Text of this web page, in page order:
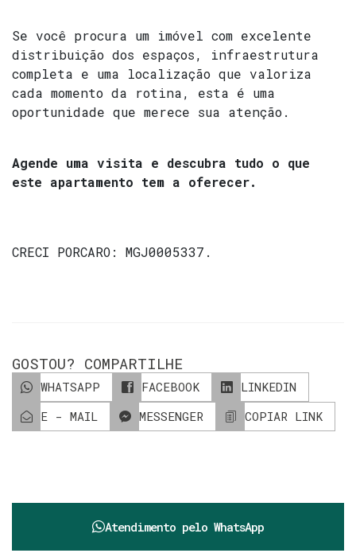
Se você procura um imóvel com excelente
distribuição dos espaços, infraestrutura
completa e uma localização que valoriza
cada momento da rotina, esta é uma
oportunidade que merece sua atenção.
Agende uma visita e descubra tudo o que
este apartamento tem a oferecer.
CRECI PORCARO: MGJ0005337 .
GOSTOU? COMPARTILHE
WHATSAPP FACEBOOK
LINKEDIN
E - MAIL
MESSENGER COPIAR LINK
Atendimento pelo WhatsApp